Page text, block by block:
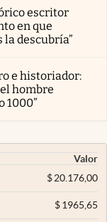
escritor
en que
descubría”
e historiador:
hombre
1000”
Valor
$20.176,00
$1965,65